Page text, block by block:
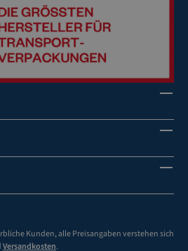
Kunden, alle Preisangaben verstehen sich
Versandkosten.